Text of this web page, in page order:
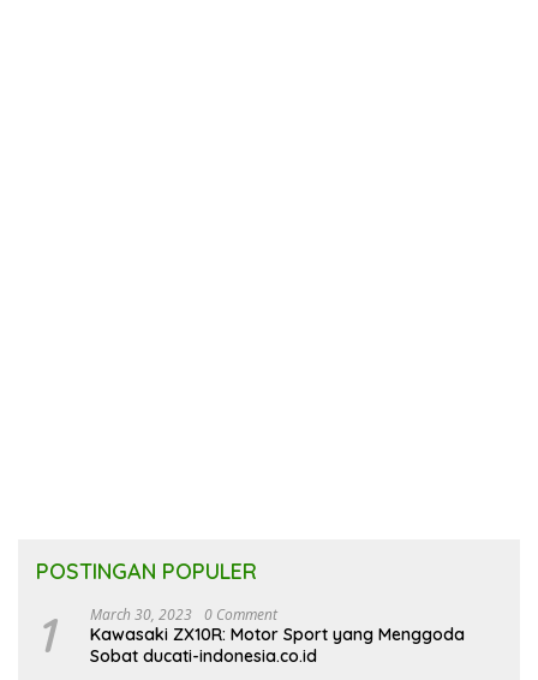
POSTINGAN POPULER
1 March 30, 2023 0 Comment
Kawasaki ZX10R: Motor Sport yang Menggoda
Sobat ducati-indonesia.co.id